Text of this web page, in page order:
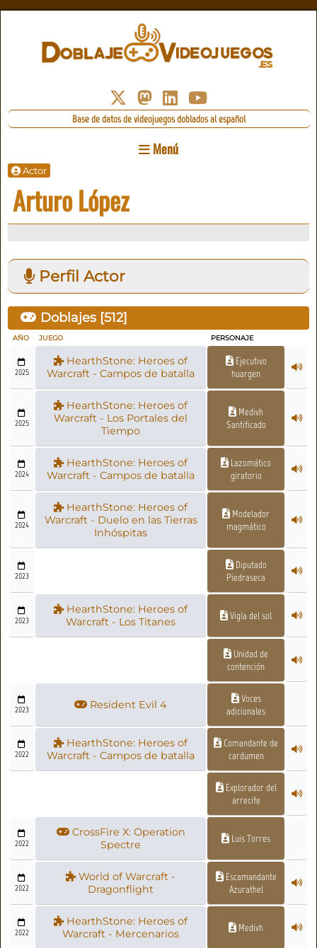
Base de datos de videojuegos doblados al español
Menú
Actor
Arturo López
Perfil Actor
Doblajes [512]
AÑO JUEGO PERSONAJE
2025
HearthStone: Heroes of
Warcraft - Campos de batalla
Ejecutivo
huargen
2025
HearthStone: Heroes of
Warcraft - Los Portales del
Tiempo
Medivh
Santificado
2024
HearthStone: Heroes of
Warcraft - Campos de batalla
Lazomático
giratorio
2024
HearthStone: Heroes of
Warcraft - Duelo en las Tierras
Inhóspitas
Modelador
magmático
2023
Diputado
Piedraseca
2023
HearthStone: Heroes of
Warcraft - Los Titanes
Vigía del sol
Unidad de
contención
2023 Resident Evil 4
Voces
adicionales
2022
HearthStone: Heroes of
Warcraft - Campos de batalla
Comandante de
cardumen
Explorador del
arrecife
2022
CrossFire X: Operation
Spectre
Luis Torres
2022
World of Warcraft -
Dragonflight
Escamandante
Azurathel
2022
HearthStone: Heroes of
Warcraft - Mercenarios
Medivh